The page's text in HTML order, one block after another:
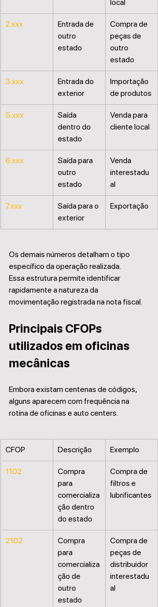
local
2.xxx
Entrada de
outro
estado
Compra de
peças de
outro
estado
3.xxx
Entrada do
exterior
Importação
de produtos
5.xxx
Saída
dentro do
estado
Venda para
cliente local
6.xxx
Saída para
outro
estado
Venda
interestadu
al
7.xxx
Saída para o
exterior
Exportação
Os demais números detalham o tipo
específico da operação realizada.
Essa estrutura permite identificar
rapidamente a natureza da
movimentação registrada na nota fiscal.
Principais CFOPs
utilizados em oficinas
mecânicas
Embora existam centenas de códigos,
alguns aparecem com frequência na
rotina de oficinas e auto centers.
CFOP Descrição Exemplo
1102
Compra
para
comercializa
ção dentro
do estado
Compra de
filtros e
lubrificantes
2102
Compra
para
comercializa
ção de
outro
estado
Compra de
peças de
distribuidor
interestadu
al